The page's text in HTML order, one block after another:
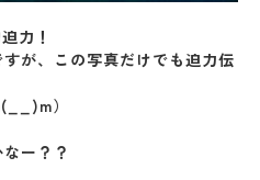
力！
が、この写真だけでも迫力伝
）
ー？？